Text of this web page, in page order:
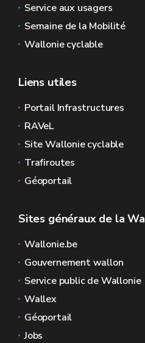
Service aux usagers
Semaine de la Mobilité
Wallonie cyclable
Liens utiles
Portail Infrastructures
RAVeL
Site Wallonie cyclable
Trafiroutes
Géoportail
Sites généraux de la
Wallonie.be
Gouvernement wallon
Service public de Wallonie
Wallex
Géoportail
Jobs